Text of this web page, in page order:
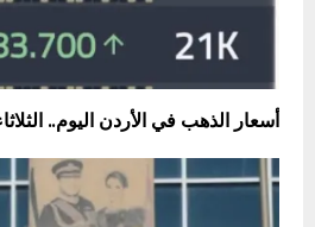
أسعار الذهب في الأردن اليوم.. الثلاثاء 21-7-